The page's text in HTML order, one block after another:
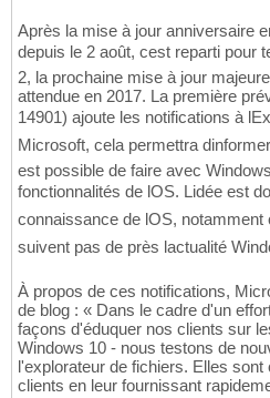
Après la mise à jour anniversaire
depuis le 2 août, cest reparti pour
2, la prochaine mise à jour
attendue en 2017. La première
14901) ajoute les notifications à
Microsoft, cela permettra
est possible de faire avec
fonctionnalités de lOS. Lidée est
connaissance de lOS,
suivent pas de près lactualité
À propos de ces notifications,
de blog : « Dans le cadre d'un
façons d'éduquer nos clients sur
Windows 10 - nous testons de
l'explorateur de fichiers. Elles
clients en leur fournissant